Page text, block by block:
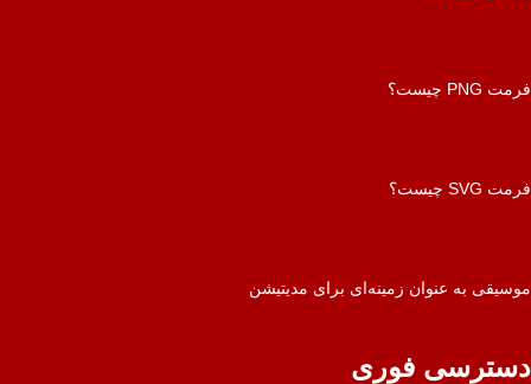
فرمت PNG چیست؟
فرمت SVG چیست؟
موسیقی به عنوان زمینه‌ای برای مدیتیشن
دسترسی فوری